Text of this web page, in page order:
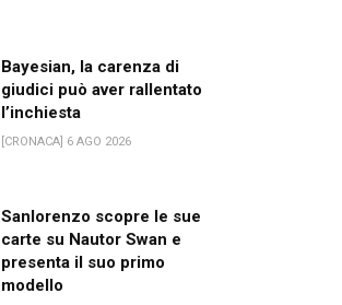
Bayesian, la carenza di
giudici può aver rallentato
l’inchiesta
[CRONACA] 6 AGO 2026
Sanlorenzo scopre le sue
carte su Nautor Swan e
presenta il suo primo
modello